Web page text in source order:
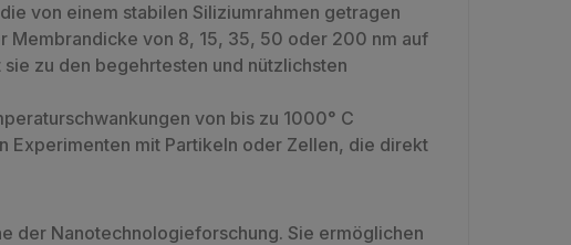
von einem stabilen Siliziumrahmen getragen
Membrandicke von 8, 15, 35, 50 oder 200 nm auf
zu den begehrtesten und nützlichsten
von bis zu 1000° C
Experimenten mit Partikeln oder Zellen, die direkt
der Nanotechnologieforschung. Sie ermöglichen